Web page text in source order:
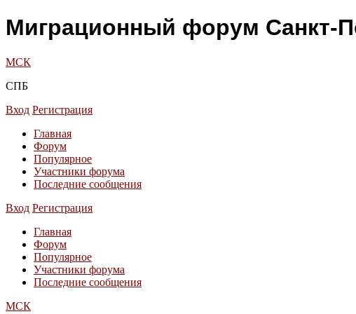
Миграционный форум Санкт-
МСК
СПБ
Вход Регистрация
Главная
Форум
Популярное
Участники форума
Последние сообщения
Вход Регистрация
Главная
Форум
Популярное
Участники форума
Последние сообщения
МСК